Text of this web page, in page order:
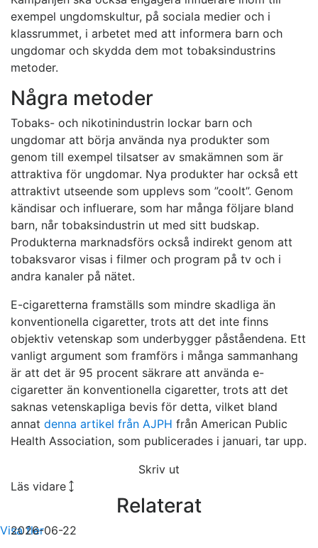
exempel ungdomskultur, på sociala medier och i
klassrummet, i arbetet med att informera barn och
ungdomar och skydda dem mot tobaksindustrins
metoder.
Några metoder
Tobaks- och nikotinindustrin lockar barn och
ungdomar att börja använda nya produkter som
genom till exempel tilsatser av smakämnen som är
attraktiva för ungdomar. Nya produkter har också ett
attraktivt utseende som upplevs som ”coolt”. Genom
kändisar och influerare, som har många följare bland
barn, når tobaksindustrin ut med sitt budskap.
Produkterna marknadsförs också indirekt genom att
tobaksvaror visas i filmer och program på tv och i
andra kanaler på nätet.
E-cigaretterna framställs som mindre skadliga än
konventionella cigaretter, trots att det inte finns
objektiv vetenskap som underbygger påståendena. Ett
vanligt argument som framförs i många sammanhang
är att det är 95 procent säkrare att använda e-
cigaretter än konventionella cigaretter, trots att det
saknas vetenskapliga bevis för detta, vilket bland
annat denna artikel från AJPH från American Public
Health Association, som publicerades i januari, tar upp.
Skriv ut
Läs vidare
Relaterat
2026-06-22
Visa fler